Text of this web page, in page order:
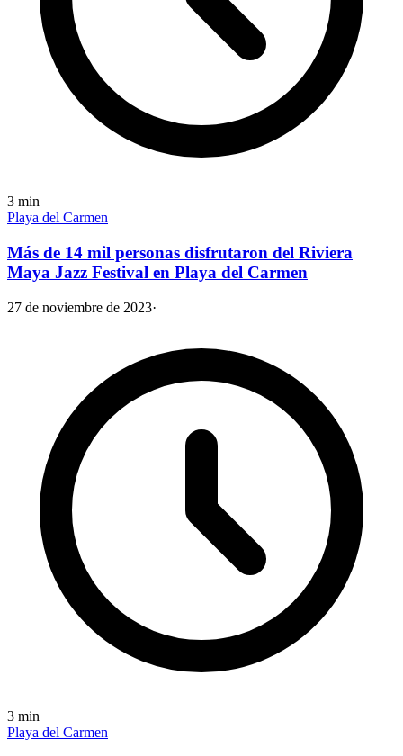
3 min
Playa del Carmen
Más de 14 mil personas disfrutaron del Riviera
Maya Jazz Festival en Playa del Carmen
27 de noviembre de 2023·
3 min
Playa del Carmen